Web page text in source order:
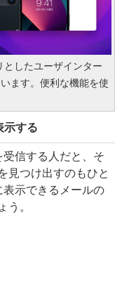
したユーザインター
ます。便利な機能を使
示する
信する人だと、そ
見つけ出すのもひと
示できるメールの
う。